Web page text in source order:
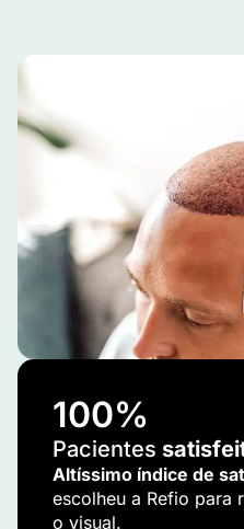
100%
Pacientes
Altíssimo índice de
escolheu a Refio para
o visual.